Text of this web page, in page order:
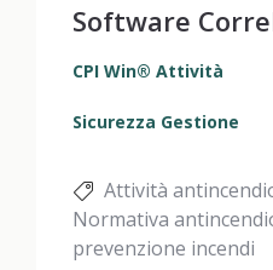
Software
CPI Win® Attività
Sicurezza Gestione
Attività
Normativa
prevenzione incendi